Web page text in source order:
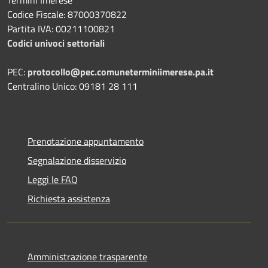
Codice Fiscale: 87000370822
Partita IVA: 00211100821
Codici univoci settoriali
PEC: protocollo@pec.comuneterminiimerese.pa.it
Centralino Unico: 09181 28 111
Prenotazione appuntamento
Segnalazione disservizio
Leggi le FAQ
Richiesta assistenza
Amministrazione trasparente